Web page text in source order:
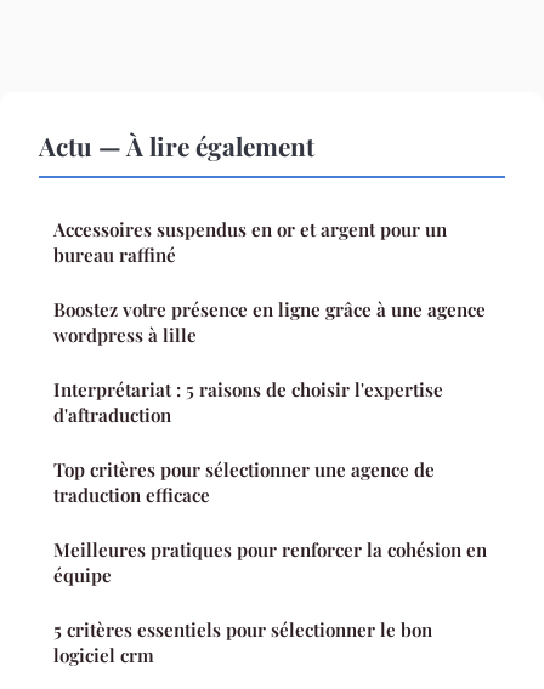
Actu — À lire également
Accessoires suspendus en or et argent pour un
bureau raffiné
Boostez votre présence en ligne grâce à une agence
wordpress à lille
Interprétariat : 5 raisons de choisir l'expertise
d'aftraduction
Top critères pour sélectionner une agence de
traduction efficace
Meilleures pratiques pour renforcer la cohésion en
équipe
5 critères essentiels pour sélectionner le bon
logiciel crm